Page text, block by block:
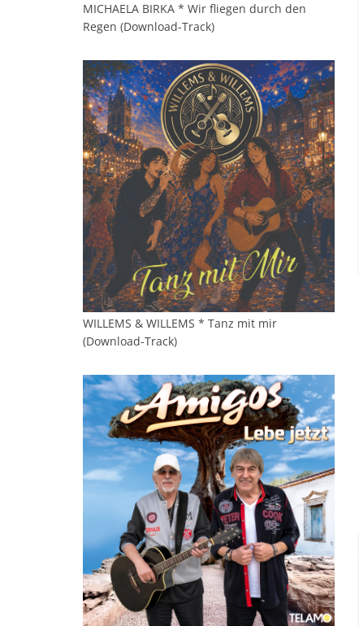
MICHAELA BIRKA * Wir fliegen durch den
Regen (Download-Track)
WILLEMS & WILLEMS * Tanz mit mir
(Download-Track)